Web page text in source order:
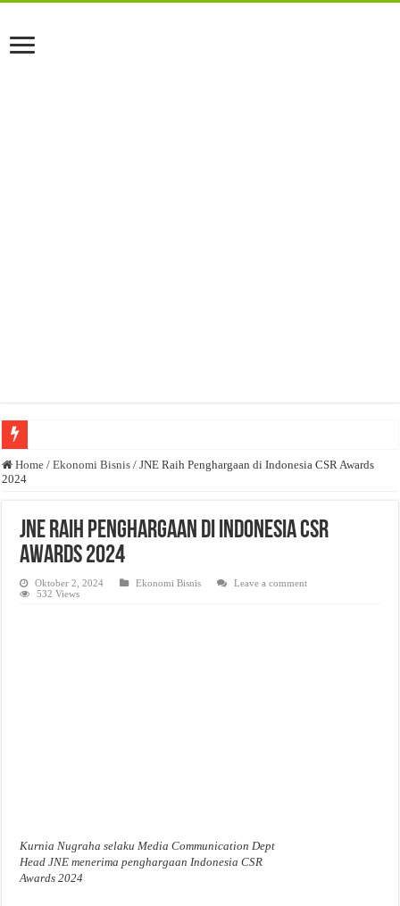
Anda butuh promosi usaha? Kontak ke Email redaksi@bisnisnasional.com
Dibutuhkan Marketing. Lamaran di-email ke redaksi@bisnisnasional.com
Home / Ekonomi Bisnis / JNE Raih Penghargaan di Indonesia CSR Awards
2024
JNE Raih Penghargaan di Indonesia CSR
Awards 2024
Oktober 2, 2024 Ekonomi Bisnis
Leave a comment
532 Views
Kurnia Nugraha selaku Media Communication Dept
Head JNE menerima penghargaan Indonesia CSR
Awards 2024